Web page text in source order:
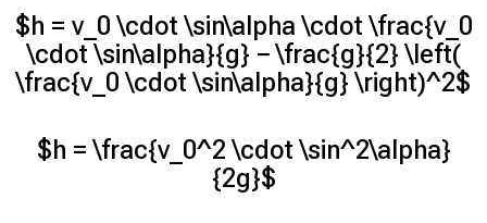
$h = v_0 \cdot \sin\alpha \cdot \frac{v_0
\cdot \sin\alpha}{g} − \frac{g}{2} \left(
\frac{v_0 \cdot \sin\alpha}{g} \right)^2$
$h = \frac{v_0^2 \cdot \sin^2\alpha}
{2g}$